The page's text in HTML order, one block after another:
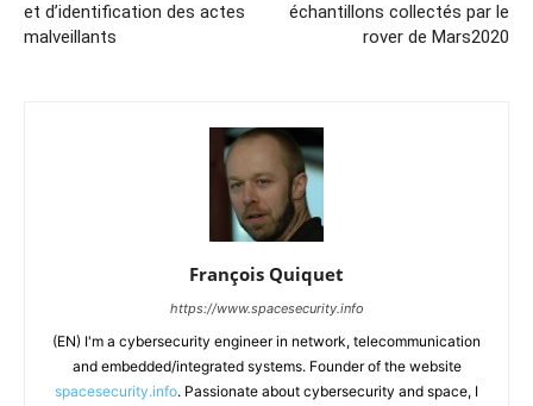
et d’identification des actes
malveillants
échantillons collectés par le
rover de Mars2020
François Quiquet
https://www.spacesecurity.info
(EN) I'm a cybersecurity engineer in network, telecommunication
and embedded/integrated systems. Founder of the website
spacesecurity.info. Passionate about cybersecurity and space, I